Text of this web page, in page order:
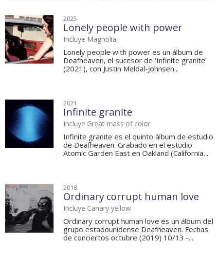
2025
Lonely people with power
Incluye Magnolia
Lonely people with power es un álbum de
Deafheaven, el sucesor de 'Infinite granite'
(2021), con Justin Meldal-Johnsen...
2021
Infinite granite
Incluye Great mass of color
Infinite granite es el quinto álbum de estudio
de Deafheaven. Grabado en el estudio
Atomic Garden East en Oakland (California,...
2018
Ordinary corrupt human love
Incluye Canary yellow
Ordinary corrupt human love es un álbum del
grupo estadounidense Deafheaven. Fechas
de conciertos octubre (2019) 10/13 -...